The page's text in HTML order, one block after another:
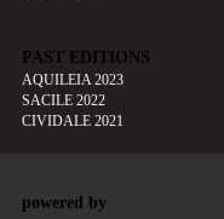
PAST EDITIONS
AQUILEIA 2023
SACILE 2022
CIVIDALE 2021
powered by